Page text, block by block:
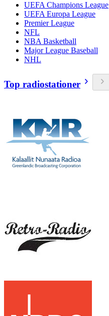
UEFA Champions League
UEFA Europa League
Premier League
NFL
NBA Basketball
Major League Baseball
NHL
Top radiostationer